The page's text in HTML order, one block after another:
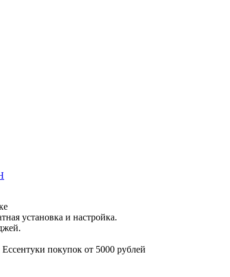
установка и настройка.
покупок от 5000 рублей